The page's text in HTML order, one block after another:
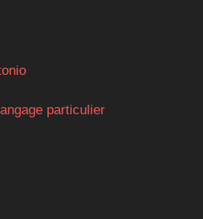
particulier